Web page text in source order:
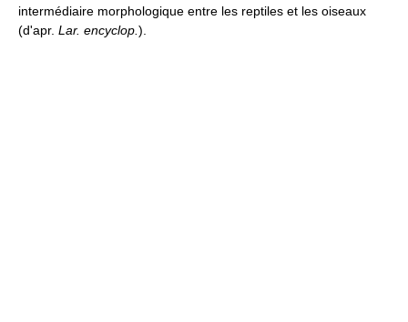
intermédiaire morphologique entre les reptiles et les oiseaux
(d'apr. Lar. encyclop. ).